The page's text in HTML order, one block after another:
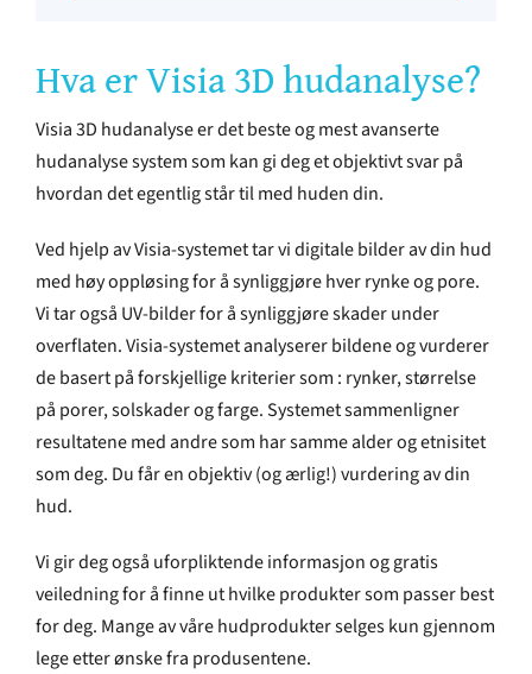
Hva er Visia 3D hudanalyse?
Visia 3D hudanalyse er det beste og mest avanserte
hudanalyse system som kan gi deg et objektivt svar på
hvordan det egentlig står til med huden din.
Ved hjelp av Visia-systemet tar vi digitale bilder av din hud
med høy oppløsing for å synliggjøre hver rynke og pore.
Vi tar også UV-bilder for å synliggjøre skader under
overflaten. Visia-systemet analyserer bildene og vurderer
de basert på forskjellige kriterier som : rynker, størrelse
på porer, solskader og farge. Systemet sammenligner
resultatene med andre som har samme alder og etnisitet
som deg. Du får en objektiv (og ærlig!) vurdering av din
hud.
Vi gir deg også uforpliktende informasjon og gratis
veiledning for å finne ut hvilke produkter som passer best
for deg. Mange av våre hudprodukter selges kun gjennom
lege etter ønske fra produsentene.